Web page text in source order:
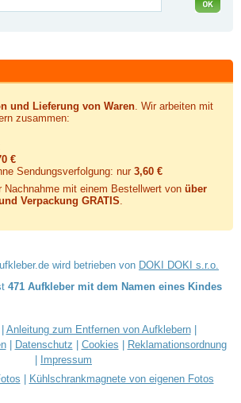
und Lieferung von Waren . Wir arbeiten mit
zusammen:
€
Sendungsverfolgung: nur 3,60 €
Nachnahme mit einem Bestellwert von über
Verpackung GRATIS
wird betrieben von DOKI DOKI s.r.o.
471 Aufkleber mit dem Namen eines Kindes
Anleitung zum Entfernen von Aufklebern|
| Datenschutz Cookies
Reklamationsordnung
Impressum
Kühlschrankmagnete von eigenen Fotos